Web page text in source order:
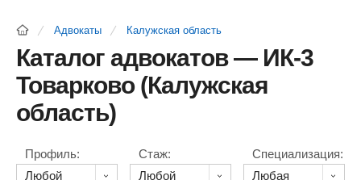
РЕКЛАМОДАТЕЛЯМ
Адвокаты Калужская область
Каталог адвокатов — ИК-3
Товарково (Калужская
область)
Профиль: Стаж: Специализация: